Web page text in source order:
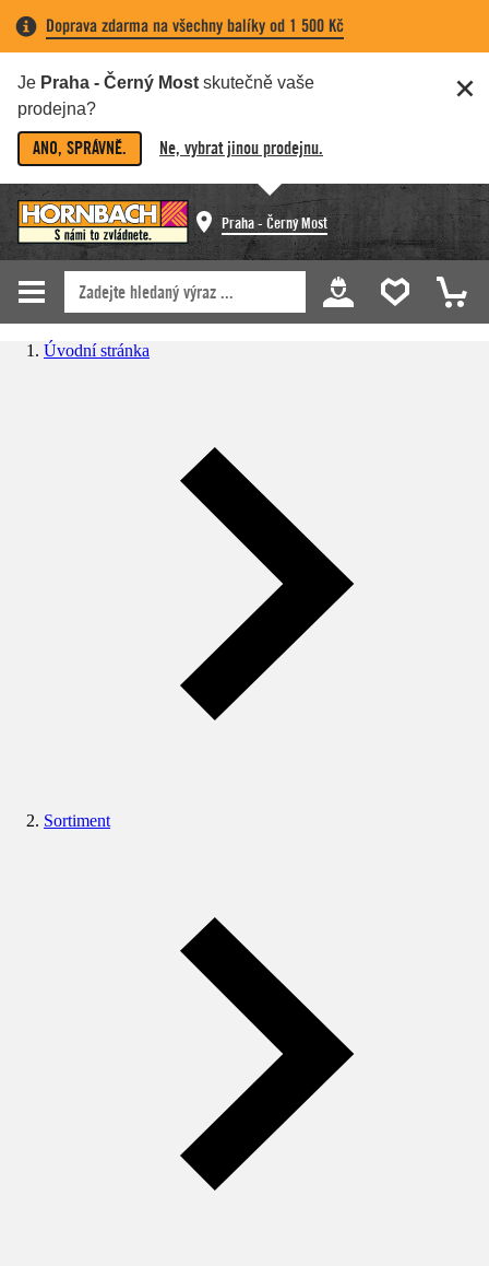
Doprava zdarma na všechny balíky od 1 500 Kč
Je Praha - Černý Most skutečně vaše
prodejna?
ANO, SPRÁVNĚ. Ne, vybrat jinou prodejnu.
Praha - Černý Most
Úvodní stránka
Sortiment